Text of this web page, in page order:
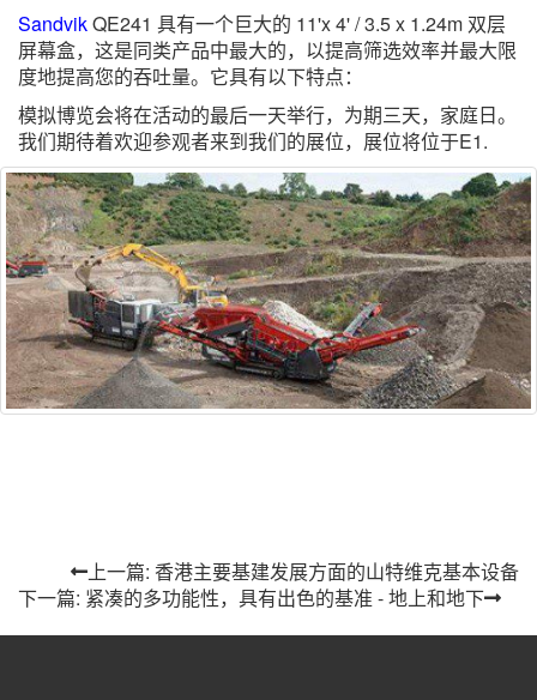
SandvikQE241 具有一个巨大的 11'x 4' / 3.5 x 1.24m 双层
屏幕盒，这是同类产品中最大的，以提高筛选效率并最大限
度地提高您的吞吐量。它具有以下特点：
模拟博览会将在活动的最后一天举行，为期三天，家庭日。
我们期待着欢迎参观者来到我们的展位，展位将位于E1.
上一篇: 香港主要基建发展方面的山特维克基本设备
下一篇: 紧凑的多功能性，具有出色的基准 - 地上和地下